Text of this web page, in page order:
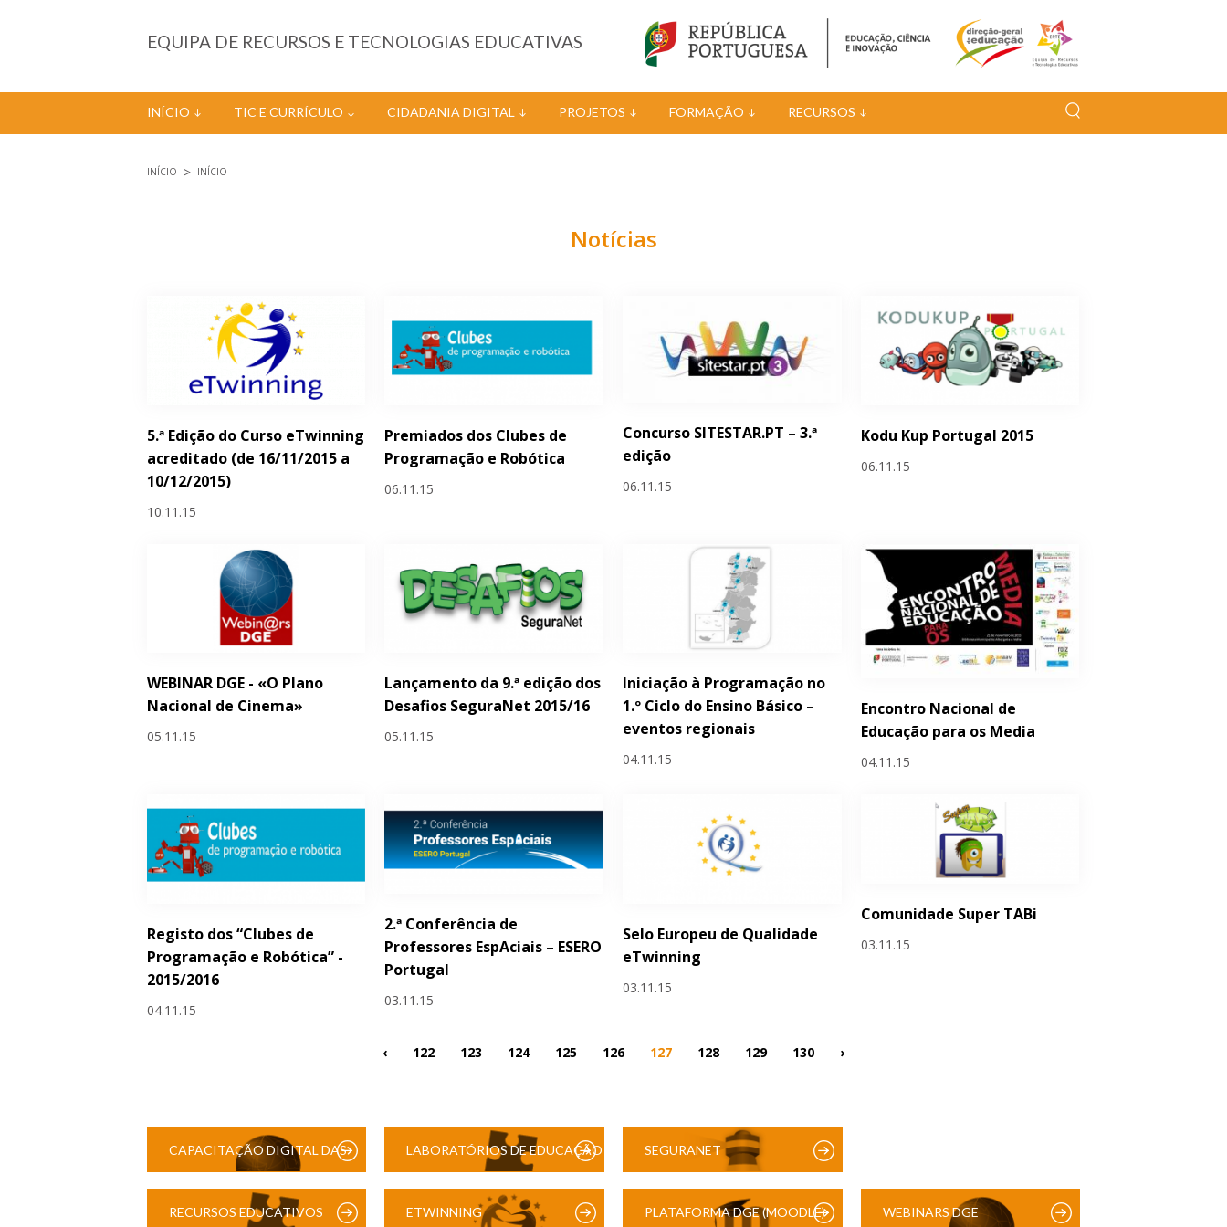
EQUIPA DE RECURSOS E TECNOLOGIAS EDUCATIVAS
INÍCIO TIC E CURRÍCULO CIDADANIA DIGITAL PROJETOS FORMAÇÃO RECURSOS
INÍCIO INÍCIO
Notícias
5.ª Edição do Curso eTwinning
acreditado (de 16/11/2015 a
10/12/2015)
10.11.15
Premiados dos Clubes de
Programação e Robótica
06.11.15
Concurso SITESTAR.PT – 3.ª
edição
06.11.15
Kodu Kup Portugal 2015
06.11.15
WEBINAR DGE - «O Plano
Nacional de Cinema»
05.11.15
Lançamento da 9.ª edição dos
Desafios SeguraNet 2015/16
05.11.15
Iniciação à Programação no
1.º Ciclo do Ensino Básico –
eventos regionais
04.11.15
Encontro Nacional de
Educação para os Media
04.11.15
Registo dos “Clubes de
Programação e Robótica” -
2015/2016
04.11.15
2.ª Conferência de
Professores EspAciais – ESERO
Portugal
03.11.15
Selo Europeu de Qualidade
eTwinning
03.11.15
Comunidade Super TABi
03.11.15
Páginas
‹ 122 123 124 125 126 127 128 129 130 ›
CAPACITAÇÃO DIGITAL DAS LABORATÓRIOS DE EDUCAÇÃO SEGURANET
RECURSOS EDUCATIVOS ETWINNING PLATAFORMA DGE (MOODLE) WEBINARS DGE